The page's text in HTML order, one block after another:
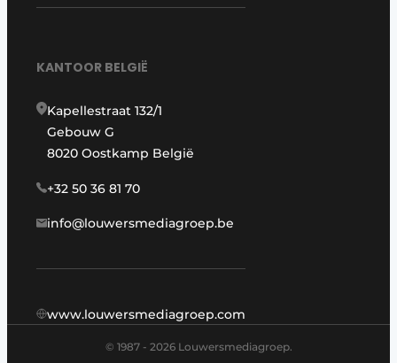
KANTOOR BELGIË
Kapellestraat 132/1
Gebouw G
8020 Oostkamp België
+32 50 36 81 70
info@louwersmediagroep.be
www.louwersmediagroep.com
© 1987 - 2026 Louwersmediagroep.